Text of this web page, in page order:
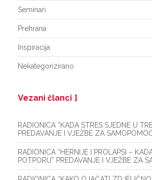
Seminari
Prehrana
Inspiracija
Nekategorizirano
Vezani članci
RADIONICA “KADA STRES SJEDNE U
PREDAVANJE I VJEŽBE ZA
RADIONICA “HERNIJE I PROLAPSI –
POTPORU” PREDAVANJE I VJEŽBE ZA